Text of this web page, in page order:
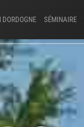
SÉMINAIRE